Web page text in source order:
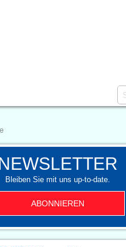
Bleiben Sie mit uns up-to-date.
ABONNIEREN